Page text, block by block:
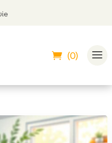
(0)